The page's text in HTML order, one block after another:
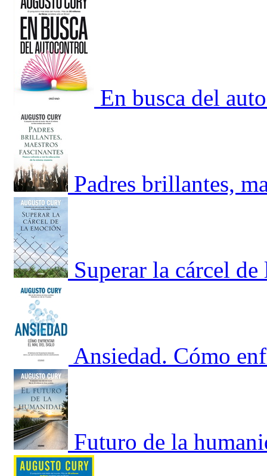
En busca del
Padres brillantes,
Superar la cárcel
Ansiedad. Cómo
Futuro de la